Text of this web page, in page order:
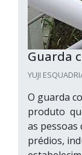
Guarda
YUJI
O guarda
produto
as pessoas
prédios,